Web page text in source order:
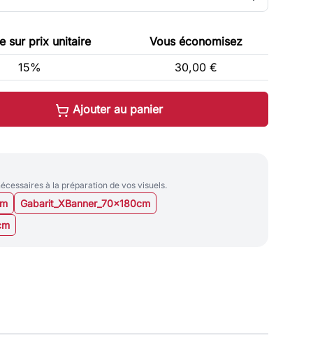
sur prix unitaire
Vous économisez
15% 30,00 €
Ajouter au panier
à la préparation de vos visuels.
Gabarit_XBanner_70x180cm